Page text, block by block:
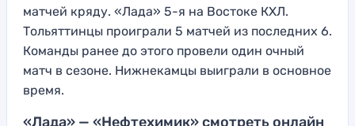
матчей кряду. «Лада» 5-я на Востоке КХЛ.
Тольяттинцы проиграли 5 матчей из последних 6.
Команды ранее до этого провели один очный
матч в сезоне. Нижнекамцы выиграли в основное
время.
«Лада» — «Нефтехимик» смотреть онлайн